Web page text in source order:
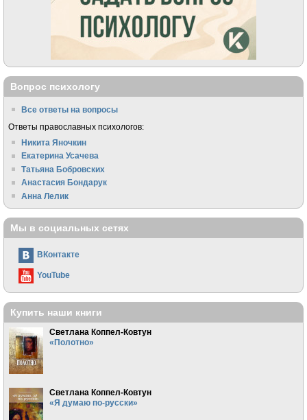
Вопрос психологу
Все ответы на вопросы
Ответы православных психологов:
Никита Яночкин
Екатерина Усачева
Татьяна Бобровских
Анастасия Бондарук
Анна Лелик
Мы в социальных сетях
ВКонтакте
YouTube
Купить наши книги
Светлана Коппел-Ковтун
«Полотно»
Светлана Коппел-Ковтун
«Я думаю по-русски»